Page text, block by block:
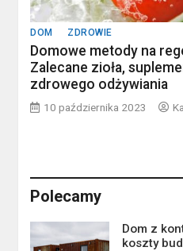
DOM ZDROWIE
Domowe metody na
Zalecane zioła,
zdrowego odżywiania
10 października 2023
Polecamy
Dom z
koszty